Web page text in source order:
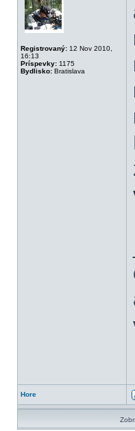
Registrovaný: 12 Nov 2010,
16:13
Príspevky: 1175
Bydlisko: Bratislava
Hore